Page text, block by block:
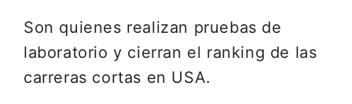
Son quienes realizan pruebas de
laboratorio y cierran el ranking de las
carreras cortas en USA.